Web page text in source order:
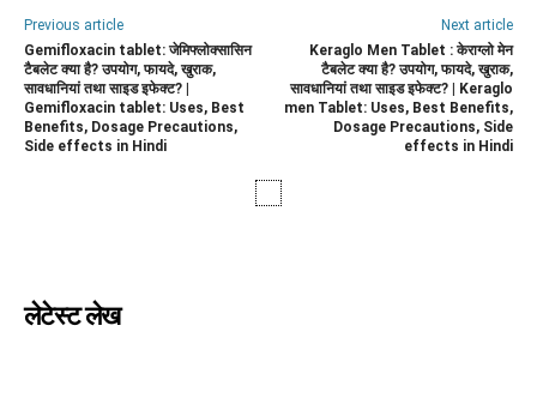
Previous article
Gemifloxacin tablet: जेमिफ्लोक्सासिन
टैबलेट क्या है? उपयोग, फायदे, खुराक,
सावधानियां तथा साइड इफेक्ट? |
Gemifloxacin tablet: Uses, Best
Benefits, Dosage Precautions,
Side effects in Hindi
Next article
Keraglo Men Tablet : केराग्लो मेन
टैबलेट क्या है? उपयोग, फायदे, खुराक,
सावधानियां तथा साइड इफेक्ट? | Keraglo
men Tablet: Uses, Best Benefits,
Dosage Precautions, Side
effects in Hindi
लेटेस्ट लेख